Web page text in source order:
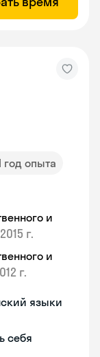
год опыта
и
2015 г.
и
г.
языки
себя